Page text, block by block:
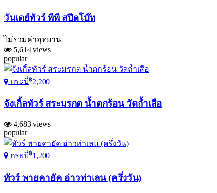
วันเดย์ทัวร์ พีพี สปีดโบ๊ท
ไม่รวมค่าอุทยาน
5,614 views
popular
กระบี่฿2,200
จังเกิ้ลทัวร์ สระมรกต น้ำตกร้อน วัดถ้ำเสือ
4,683 views
popular
กระบี่฿1,200
ทัวร์ พายคายัค อ่าวท่าเลน (ครึ่งวัน)